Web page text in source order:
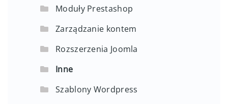
Moduły Prestashop
Zarządzanie kontem
Rozszerzenia Joomla
Inne
Szablony Wordpress